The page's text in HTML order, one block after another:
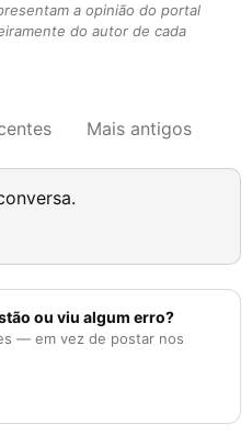
a opinião do portal
do autor de cada
Mais antigos
ou viu algum erro?
— em vez de postar nos